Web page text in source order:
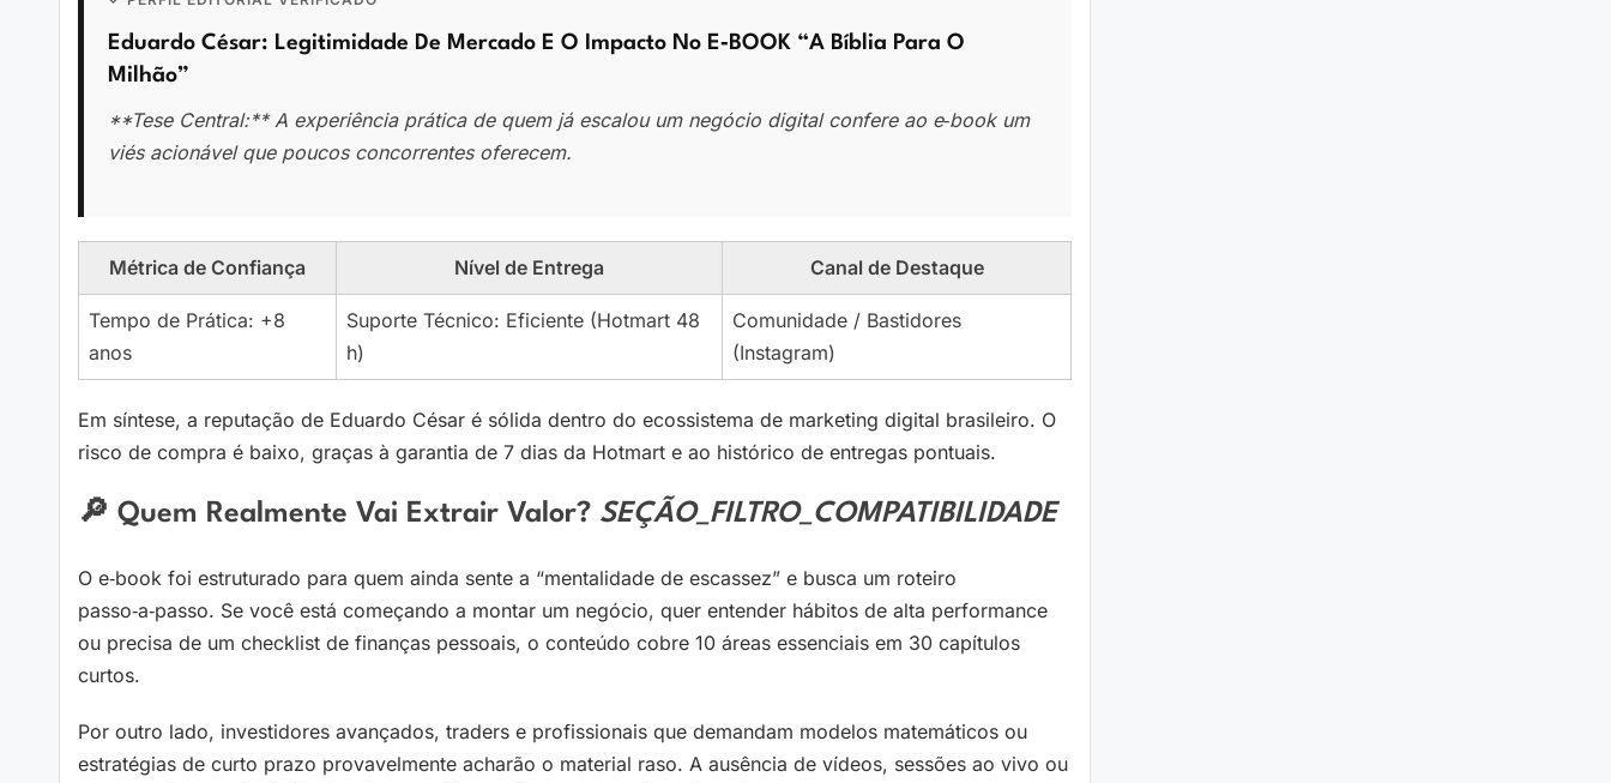
Eduardo César: Legitimidade De Mercado E O Impacto No E‑BOOK “A Bíblia Para O
Milhão”
**Tese Central:** A experiência prática de quem já escalou um negócio digital confere ao e‑book um
viés acionável que poucos concorrentes oferecem.
Métrica de Confiança Nível de Entrega Canal de Destaque
Tempo de Prática: +8
anos
Suporte Técnico: Eficiente (Hotmart 48
h)
Comunidade / Bastidores
(Instagram)
Em síntese, a reputação de Eduardo César é sólida dentro do ecossistema de marketing digital brasileiro. O
risco de compra é baixo, graças à garantia de 7 dias da Hotmart e ao histórico de entregas pontuais.
🔎 Quem Realmente Vai Extrair Valor? SEÇÃO_FILTRO_COMPATIBILIDADE
O e‑book foi estruturado para quem ainda sente a “mentalidade de escassez” e busca um roteiro
passo‑a‑passo. Se você está começando a montar um negócio, quer entender hábitos de alta performance
ou precisa de um checklist de finanças pessoais, o conteúdo cobre 10 áreas essenciais em 30 capítulos
curtos.
Por outro lado, investidores avançados, traders e profissionais que demandam modelos matemáticos ou
estratégias de curto prazo provavelmente acharão o material raso. A ausência de vídeos, sessões ao vivo ou